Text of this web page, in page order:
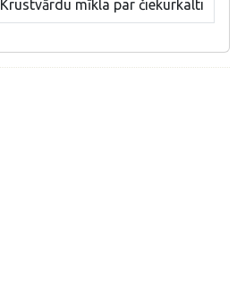
Krustvārdu mīkla par čiekurkalti